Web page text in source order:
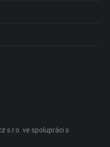
s.r.o. ve spolupráci s